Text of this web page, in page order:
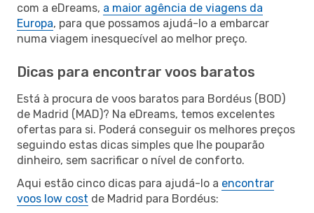
com a eDreams, a maior agência de viagens da
Europa, para que possamos ajudá-lo a embarcar
numa viagem inesquecível ao melhor preço.
Dicas para encontrar voos baratos
Está à procura de voos baratos para Bordéus (BOD)
de Madrid (MAD)? Na eDreams, temos excelentes
ofertas para si. Poderá conseguir os melhores preços
seguindo estas dicas simples que lhe pouparão
dinheiro, sem sacrificar o nível de conforto.
Aqui estão cinco dicas para ajudá-lo a encontrar
voos low cost de Madrid para Bordéus: